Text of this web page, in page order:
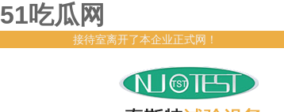
51吃瓜网
接待室离开了本企业正式网！